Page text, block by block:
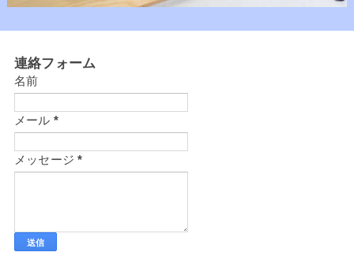
連絡フォーム
名前
メール *
メッセージ*